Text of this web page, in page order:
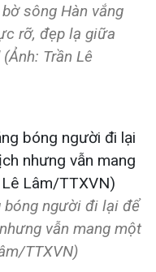
sông Hàn vắng
rỡ, đẹp lạ giữa
Trần Lê
bóng người đi lại để
vẫn mang một
TTXVN)